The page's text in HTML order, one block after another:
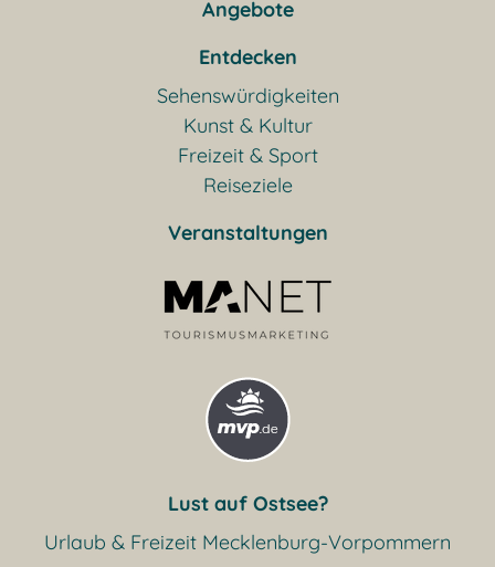
Angebote
Entdecken
Sehenswürdigkeiten
Kunst & Kultur
Freizeit & Sport
Reiseziele
Veranstaltungen
Lust auf Ostsee?
Urlaub & Freizeit Mecklenburg-Vorpommern